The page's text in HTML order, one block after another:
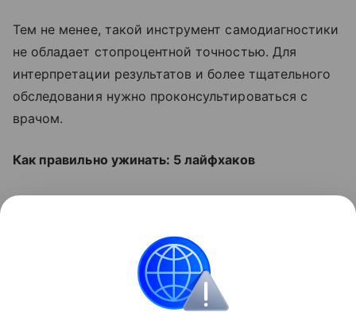
Тем не менее, такой инструмент самодиагностики
не обладает стопроцентной точностью. Для
интерпретации результатов и более тщательного
обследования нужно проконсультироваться с
врачом.
Как правильно ужинать: 5 лайфхаков
Читайте также:13 известных и успешных людей